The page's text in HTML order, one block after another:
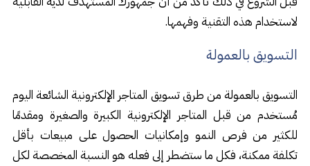
لاستخدام هذه التقنية وفهمها.
التسويق بالعمولة
التسويق بالعمولة من طرق تسويق المتاجر الإلكترونية الشائعة اليوم
مُستخدم من قبل المتاجر الإلكترونية الكبيرة والصغيرة ومقدمًا
للكثير من فرص النمو وإمكانيات الحصول على مبيعات بأقل
تكلفة ممكنة، فكل ما ستضطر إلى فعله هو النسبة المخصصة لكل